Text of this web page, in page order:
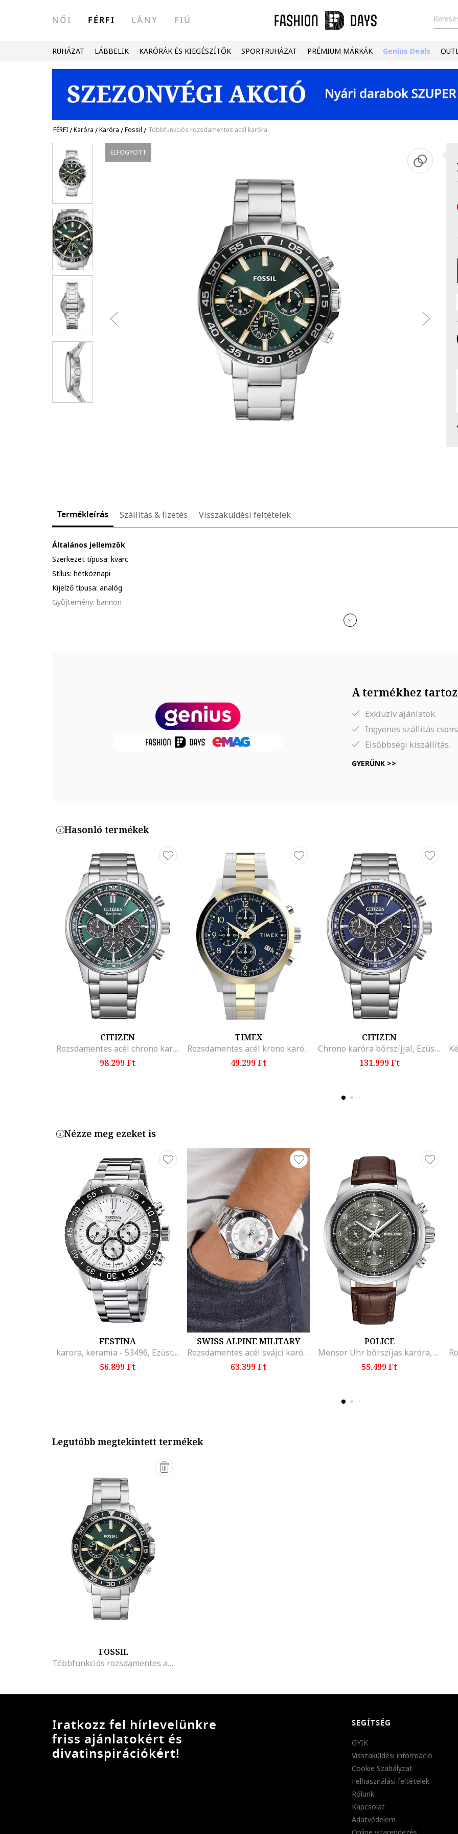
NŐI FÉRFI LÁNY FIÚ
RUHÁZAT LÁBBELIK KARÓRÁK ÉS KIEGÉSZÍTŐK SPORTRUHÁZAT PRÉMIUM MÁRKÁK Genius Deals
FÉRFI/Karóra /Karóra /Fossil / Többfunkciós rozsdamentes acél karóra
ELFOGYOTT
Termékleírás Szállítás & fizetés Visszaküldési feltételek
Általános jellemzők
Szerkezet típusa: kvarc
Stílus: hétköznapi
Kijelző típusa: analóg
Gyűjtemény: bannon
Óraszámlap típusa: arab számok, vonalak
Típus: karkötő
Szíj/Karkötő anyaga: rozsdamentes acél
Szíj/karperec színe: ezüstszín
Szíj/Karkötő Szélesség: 22 mm
Termékszám
BQ2492
A termékhez
Exkluzív ajánlatok.
Ingyenes szállítás
Elsőbbségi kiszállítás.
GYERÜNK >>
Hasonló termékek
CITIZEN
Rozsdamentes acél chrono karóra, Ezüstszín
98.299 Ft
TIMEX
Rozsdamentes acél krono karóra, Ezüstszín/Aranyszín
49.299 Ft
CITIZEN
Chrono karóra bőrszíjjal, Ezüstszín
131.999 Ft
Nézze meg ezeket is
FESTINA
karora, keramia - 53496, Ezüstszín
56.899 Ft
SWISS ALPINE MILITARY
Rozsdamentes acél svájci karóra
63.399 Ft
POLICE
Mensor Uhr bőrszíjas karóra, Ezüstszín, Karamellbarna
55.499 Ft
Legutóbb megtekintett termékek
FOSSIL
Többfunkciós rozsdamentes acél karóra
Iratkozz fel hírlevelünkre
friss ajánlatokért és
divatinspirációkért!
SEGÍTSÉG
GYIK
Visszaküldési információ
Cookie Szabályzat
Felhasználási feltételek
Rólunk
Kapcsolat
Adatvédelem